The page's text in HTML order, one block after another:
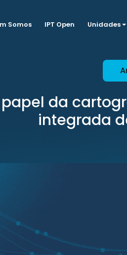
Somos IPT Open Unidades
papel da
integrada